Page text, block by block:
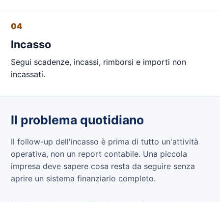
04
Incasso
Segui scadenze, incassi, rimborsi e importi non
incassati.
Il problema quotidiano
Il follow-up dell'incasso è prima di tutto un'attività
operativa, non un report contabile. Una piccola
impresa deve sapere cosa resta da seguire senza
aprire un sistema finanziario completo.